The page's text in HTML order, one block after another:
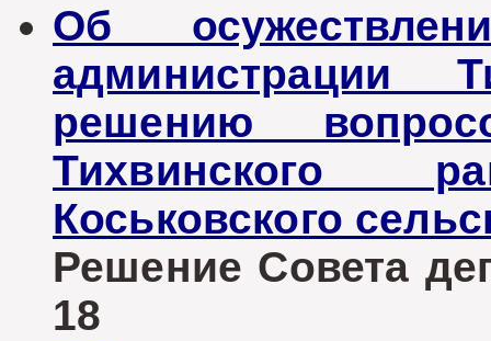
Об
администрации
решению
Тихвинского
Коськовского
Решение Совета
18